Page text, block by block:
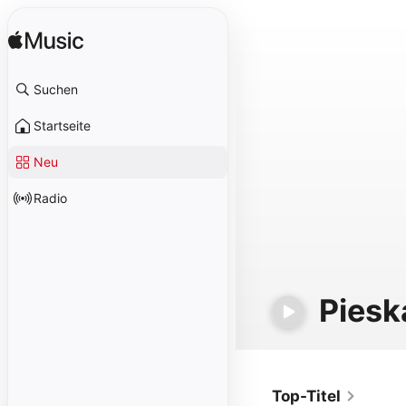
Suchen
Startseite
Neu
Radio
Top-Titel